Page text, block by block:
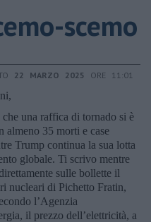
scemo
22 MARZO 2025 ORE 11:01
una raffica di tornado si è
almeno 35 morti e case
Trump continua la sua lotta
globale. Ti scrivo mentre
sulle bollette il
nucleari di Pichetto Fratin,
l’Agenzia
il prezzo dell’elettricità, a